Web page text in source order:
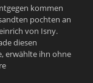
kommen
pochten an
von Isny.
diesen
erwählte ihn ohne